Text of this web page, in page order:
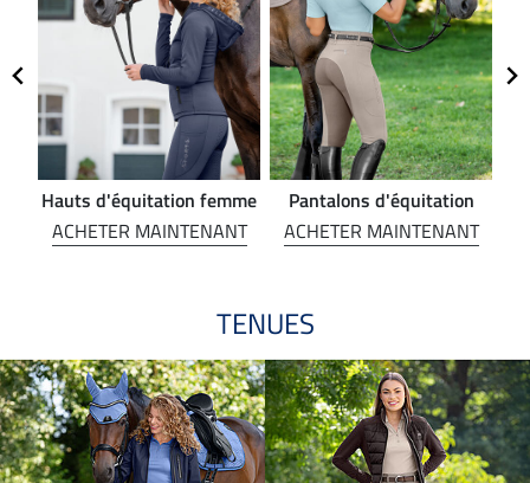
Hauts d'équitation femme
ACHETER MAINTENANT
Pantalons d'équitation
ACHETER MAINTENANT
TENUES